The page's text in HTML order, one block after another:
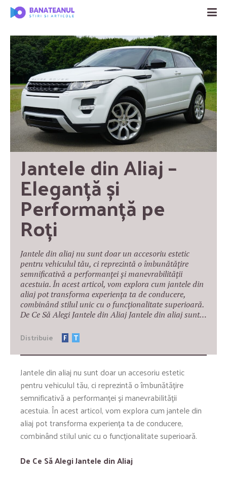
Jantele din Aliaj –
Eleganță și
Performanță pe
Roți
Jantele din aliaj nu sunt doar un accesoriu estetic
pentru vehiculul tău, ci reprezintă o îmbunătățire
semnificativă a performanței și manevrabilității
acestuia. În acest articol, vom explora cum jantele din
aliaj pot transforma experiența ta de conducere,
combinând stilul unic cu o funcționalitate superioară.
De Ce Să Alegi Jantele din Aliaj Jantele din aliaj sunt…
Distribuie F T
Jantele din aliaj nu sunt doar un accesoriu estetic
pentru vehiculul tău, ci reprezintă o îmbunătățire
semnificativă a performanței și manevrabilității
acestuia. În acest articol, vom explora cum jantele din
aliaj pot transforma experiența ta de conducere,
combinând stilul unic cu o funcționalitate superioară.
De Ce Să Alegi Jantele din Aliaj